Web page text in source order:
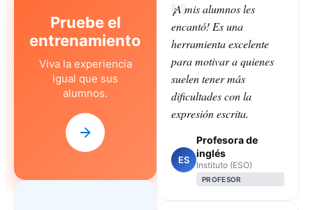
Pruebe el
entrenamiento
Viva la experiencia
igual que sus
alumnos.
¡A mis alumnos les
encantó! Es una
herramienta excelente
para motivar a quienes
suelen tener más
dificultades con la
expresión escrita.
ES
Profesora de
inglés
Instituto (ESO)
PROFESOR